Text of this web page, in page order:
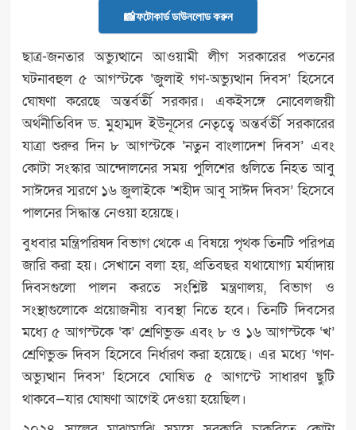
📸ফটোকার্ড ডাউনলোড করুন
ছাত্র-জনতার অভ্যুত্থানে আওয়ামী লীগ সরকারের পতনের
ঘটনাবহুল ৫ আগস্টকে ‘জুলাই গণ-অভ্যুত্থান দিবস’ হিসেবে
ঘোষণা করেছে অন্তর্বর্তী সরকার। একইসঙ্গে নোবেলজয়ী
অর্থনীতিবিদ ড. মুহাম্মদ ইউনূসের নেতৃত্বে অন্তর্বর্তী সরকারের
যাত্রা শুরুর দিন ৮ আগস্টকে ‘নতুন বাংলাদেশ দিবস’ এবং
কোটা সংস্কার আন্দোলনের সময় পুলিশের গুলিতে নিহত আবু
সাঈদের স্মরণে ১৬ জুলাইকে ‘শহীদ আবু সাঈদ দিবস’ হিসেবে
পালনের সিদ্ধান্ত নেওয়া হয়েছে।
বুধবার মন্ত্রিপরিষদ বিভাগ থেকে এ বিষয়ে পৃথক তিনটি পরিপত্র
জারি করা হয়। সেখানে বলা হয়, প্রতিবছর যথাযোগ্য মর্যাদায়
দিবসগুলো পালন করতে সংশ্লিষ্ট মন্ত্রণালয়, বিভাগ ও
সংস্থাগুলোকে প্রয়োজনীয় ব্যবস্থা নিতে হবে। তিনটি দিবসের
মধ্যে ৫ আগস্টকে ‘ক’ শ্রেণিভুক্ত এবং ৮ ও ১৬ আগস্টকে ‘খ’
শ্রেণিভুক্ত দিবস হিসেবে নির্ধারণ করা হয়েছে। এর মধ্যে ‘গণ-
অভ্যুত্থান দিবস’ হিসেবে ঘোষিত ৫ আগস্টে সাধারণ ছুটি
থাকবে—যার ঘোষণা আগেই দেওয়া হয়েছিল।